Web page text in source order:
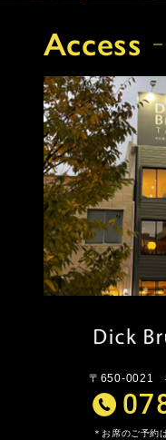
Access
〒650-0021
お席のご予約